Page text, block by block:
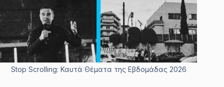
Stop Scrolling: Καυτά Θέματα της Εβδομάδας 2026